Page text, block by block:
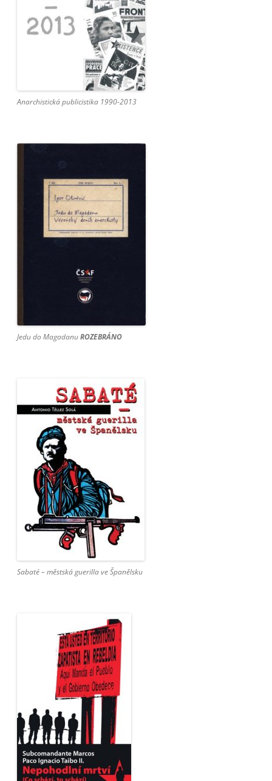
Anarchistická publicistika 1990-2013
Jedu do MagadanuROZEBRÁNO
Sabaté – městská guerilla ve Španělsku